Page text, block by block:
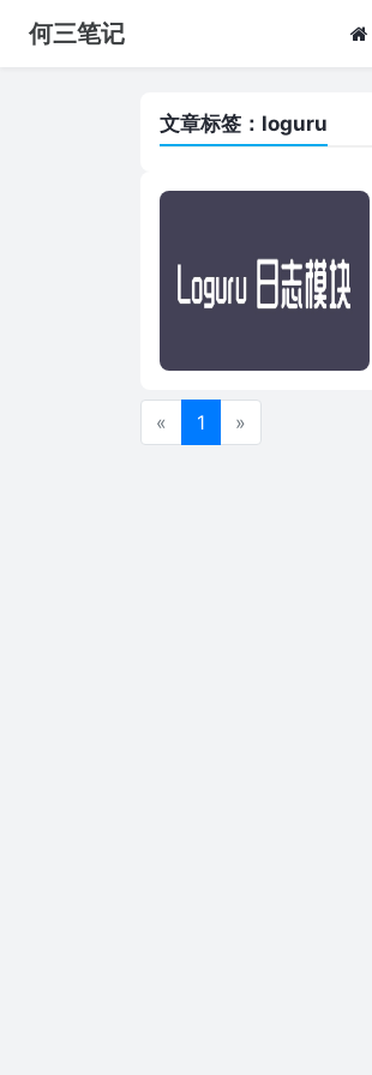
何三笔记
文章标签：loguru
« 1 »